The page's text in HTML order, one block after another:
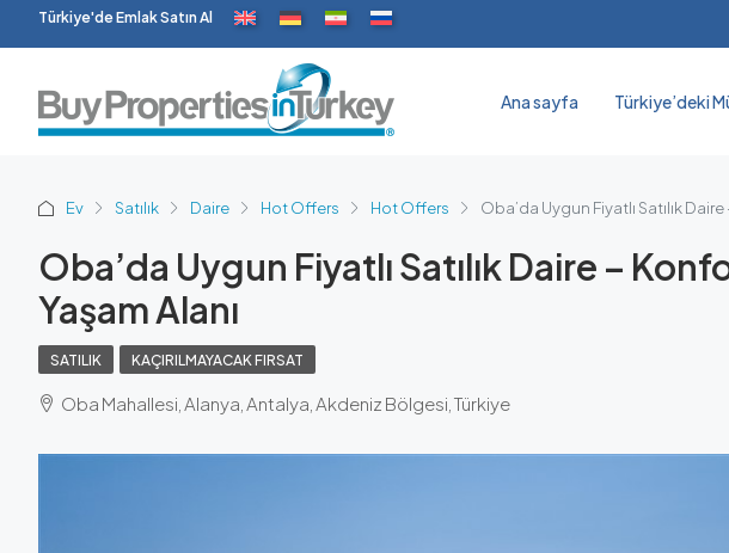
Türkiye'de Emlak Satın Al
Ana sayfa Türkiye’deki
Ev Satılık Daire Hot Offers Hot Offers Oba’da Uygun Fiyatlı Satılık
Oba’da Uygun Fiyatlı Satılık Daire –
Yaşam Alanı
SATILIK KAÇIRILMAYACAK FIRSAT
Oba Mahallesi, Alanya, Antalya, Akdeniz Bölgesi, Türkiye